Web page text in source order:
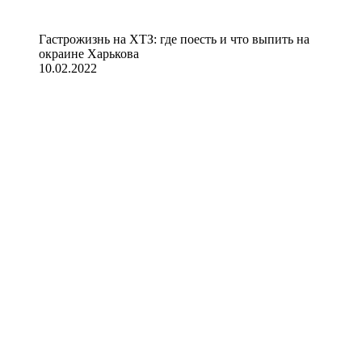
Гастрожизнь на ХТЗ: где поесть и что выпить на
окраине Харькова
10.02.2022